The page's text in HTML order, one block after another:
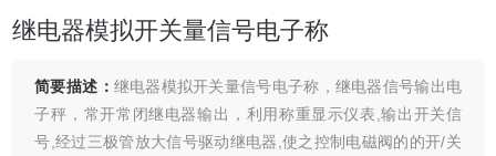
继电器模拟开关量信号电子称
简要描述： 继电器模拟开关量信号电子称，继电器信号输出电
子秤，常开常闭继电器输出，利用称重显示仪表,输出开关信
号,经过三极管放大信号驱动继电器,使之控制电磁阀的的开/关